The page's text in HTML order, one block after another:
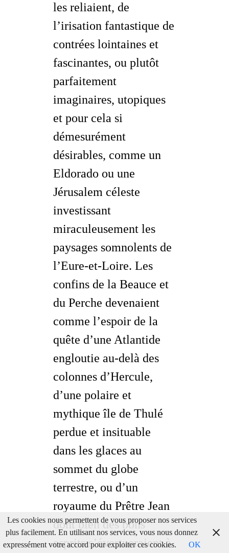
les reliaient, de
l’irisation fantastique de
contrées lointaines et
fascinantes, ou plutôt
parfaitement
imaginaires, utopiques
et pour cela si
démesurément
désirables, comme un
Eldorado ou une
Jérusalem céleste
investissant
miraculeusement les
paysages somnolents de
l’Eure-et-Loire. Les
confins de la Beauce et
du Perche devenaient
comme l’espoir de la
quête d’une Atlantide
engloutie au-delà des
colonnes d’Hercule,
d’une polaire et
mythique île de Thulé
perdue et insituable
dans les glaces au
sommet du globe
terrestre, ou d’un
royaume du Prêtre Jean
dont bien des bons
esprits s’évertueraient à
Les cookies nous permettent de vous proposer nos services
plus facilement. En utilisant nos services, vous nous donnez
expressément votre accord pour exploiter ces cookies.
OK